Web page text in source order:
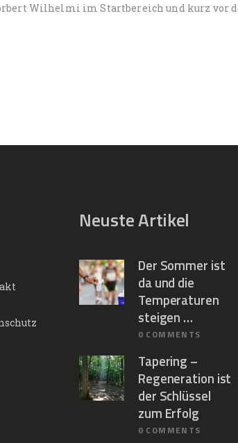
Wilhelmi im Startbereich und kurz vor
Neuste Artikel
Der Sommer ist
da und die
Temperaturen
steigen …
0 COMMENTS
Tapering –
Regeneration ist
der Schlüssel
zum Erfolg
0 COMMENTS